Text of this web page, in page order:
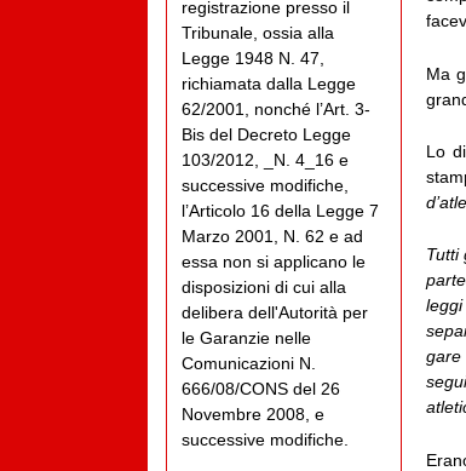
Ma
Lo
Tutti
gare
registrazione presso il
Tribunale, ossia alla
Legge 1948 N. 47,
richiamata dalla Legge
62/2001, nonché l’Art. 3-
Bis del Decreto Legge
103/2012, _N. 4_16 e
successive modifiche,
l’Articolo 16 della Legge 7
Marzo 2001, N. 62 e ad
essa non si applicano le
disposizioni di cui alla
delibera dell'Autorità per
le Garanzie nelle
Comunicazioni N.
666/08/CONS del 26
Novembre 2008, e
successive modifiche.